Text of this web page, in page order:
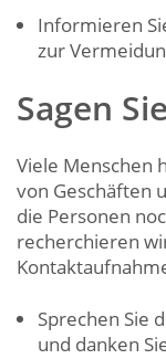
Informieren
zur
Sagen
Viele Menschen
von Geschäften
die Personen
recherchieren
Sprechen Sie
und danken